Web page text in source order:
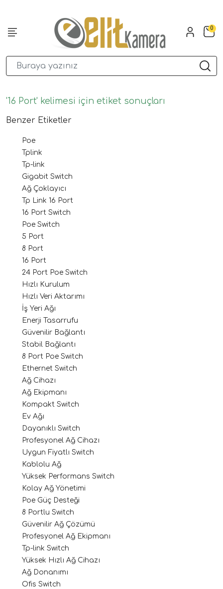
0
'16 Port' kelimesi için etiket sonuçları
Benzer Etiketler
Poe
Tplink
Tp-link
Gigabit Switch
Ağ Çoklayıcı
Tp Link 16 Port
16 Port Switch
Poe Switch
5 Port
8 Port
16 Port
24 Port Poe Switch
Hızlı Kurulum
Hızlı Veri Aktarımı
İş Yeri Ağı
Enerji Tasarrufu
Güvenilir Bağlantı
Stabil Bağlantı
8 Port Poe Switch
Ethernet Switch
Ağ Cihazı
Ağ Ekipmanı
Kompakt Switch
Ev Ağı
Dayanıklı Switch
Profesyonel Ağ Cihazı
Uygun Fiyatlı Switch
Kablolu Ağ
Yüksek Performans Switch
Kolay Ağ Yönetimi
Poe Güç Desteği
8 Portlu Switch
Güvenilir Ağ Çözümü
Profesyonel Ağ Ekipmanı
Tp-link Switch
Yüksek Hızlı Ağ Cihazı
Ağ Donanımı
Ofis Switch